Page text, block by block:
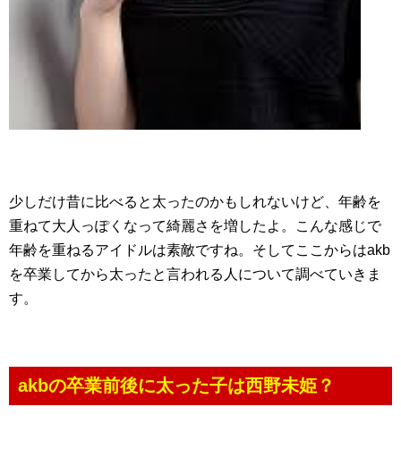
少しだけ昔に比べると太ったのかもしれないけど、年齢を
重ねて大人っぽくなって綺麗さを増したよ。こんな感じで
年齢を重ねるアイドルは素敵ですね。そしてここからはakb
を卒業してから太ったと言われる人について調べていきま
す。
akbの卒業前後に太った子は西野未姫？